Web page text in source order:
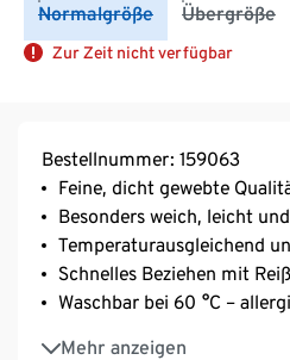
Normalgröße Übergröße
Zur Zeit nicht verfügbar
Bestellnummer: 159063
Feine, dicht gewebte
Besonders weich, leicht
Temperaturausgleichend
Schnelles Beziehen mit
Waschbar bei 60 °C –
Mehr anzeigen
Mit Alloverprint